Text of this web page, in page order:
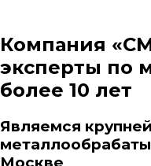
Компания
эксперты по
более 10 лет
Являемся